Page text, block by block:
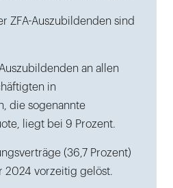
ZFA-Auszubildenden sind
an allen
in
die sogenannte
liegt bei 9 Prozent.
(36,7 Prozent)
2024 vorzeitig gelöst.